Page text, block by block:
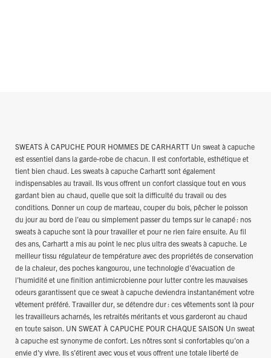
SWEATS À CAPUCHE POUR HOMMES DE CARHARTT Un sweat à capuche
est essentiel dans la garde-robe de chacun. Il est confortable, esthétique et
tient bien chaud. Les sweats à capuche Carhartt sont également
indispensables au travail. Ils vous offrent un confort classique tout en vous
gardant bien au chaud, quelle que soit la difficulté du travail ou des
conditions. Donner un coup de marteau, couper du bois, pêcher le poisson
du jour au bord de l'eau ou simplement passer du temps sur le canapé : nos
sweats à capuche sont là pour travailler et pour ne rien faire ensuite. Au fil
des ans, Carhartt a mis au point le nec plus ultra des sweats à capuche. Le
meilleur tissu régulateur de température avec des propriétés de conservation
de la chaleur, des poches kangourou, une technologie d'évacuation de
l'humidité et une finition antimicrobienne pour lutter contre les mauvaises
odeurs garantissent que ce sweat à capuche deviendra instantanément votre
vêtement préféré. Travailler dur, se détendre dur : ces vêtements sont là pour
les travailleurs acharnés, les retraités méritants et vous garderont au chaud
en toute saison. UN SWEAT À CAPUCHE POUR CHAQUE SAISON Un sweat
à capuche est synonyme de confort. Les nôtres sont si confortables qu'on a
envie d'y vivre. Ils s'étirent avec vous et vous offrent une totale liberté de